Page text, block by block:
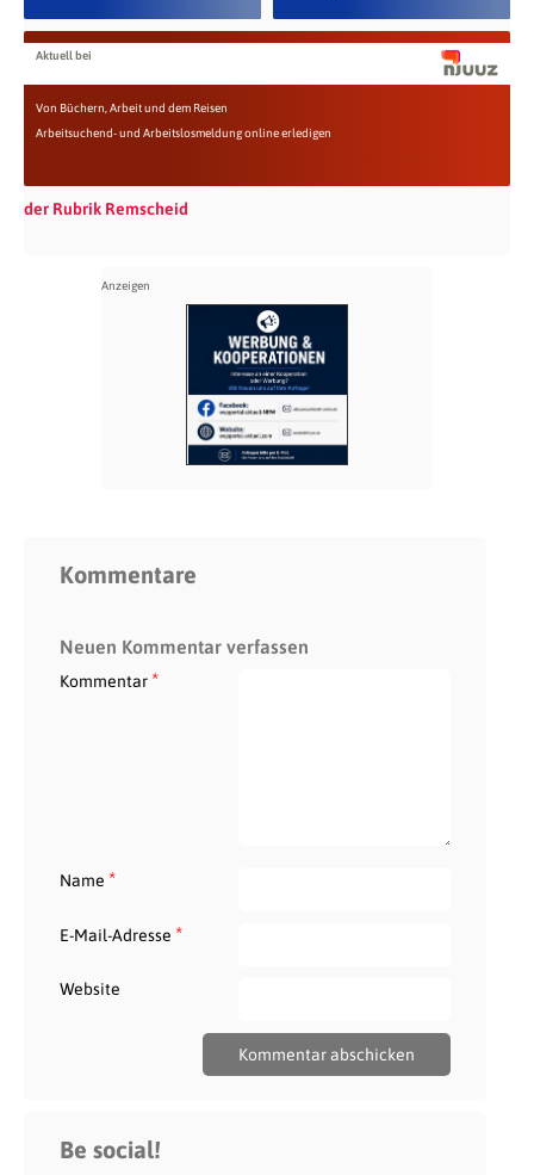
Aktuell bei
Von Büchern, Arbeit und dem Reisen
Arbeitsuchend- und Arbeitslosmeldung online erledigen
der Rubrik Remscheid
Kommentare
Neuen Kommentar verfassen
Kommentar*
Name *
E-Mail-Adresse *
Website
Be social!